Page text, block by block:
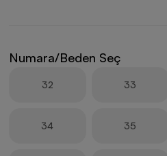
Numara/Beden Seç
32 33
34 35